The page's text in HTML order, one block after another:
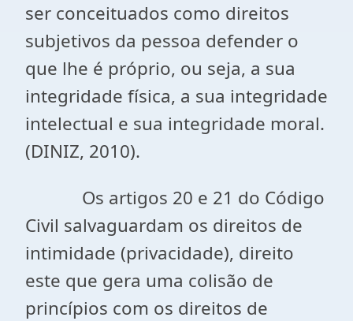
ser conceituados como direitos
subjetivos da pessoa defender o
que lhe é próprio, ou seja, a sua
integridade física, a sua integridade
intelectual e sua integridade moral.
(DINIZ, 2010).
Os artigos 20 e 21 do Código
Civil salvaguardam os direitos de
intimidade (privacidade), direito
este que gera uma colisão de
princípios com os direitos de